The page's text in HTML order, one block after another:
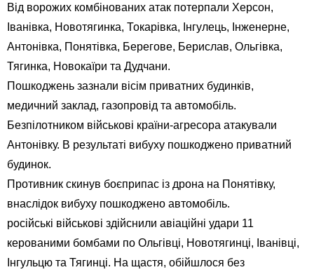
Від ворожих комбінованих атак потерпали Херсон,
Іванівка, Новотягинка, Токарівка, Інгулець, Інженерне,
Антонівка, Понятівка, Берегове, Берислав, Ольгівка,
Тягинка, Новокаїри та Дудчани.
Пошкоджень зазнали вісім приватних будинків,
медичний заклад, газопровід та автомобіль.
Безпілотником військові країни-агресора атакували
Антонівку. В результаті вибуху пошкоджено приватний
будинок.
Противник скинув боєприпас із дрона на Понятівку,
внаслідок вибуху пошкоджено автомобіль.
російські військові здійснили авіаційні удари 11
керованими бомбами по Ольгівці, Новотягинці, Іванівці,
Інгульцю та Тягинці. На щастя, обійшлося без